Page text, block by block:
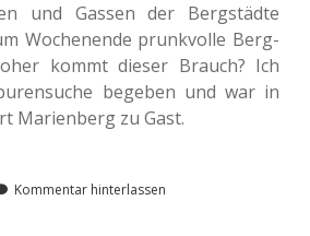
und Gassen der Berg­städ­te
Wochen­en­de prunk­vol­le Berg­
kommt dieser Brauch? Ich
bege­ben und war in
Mari­en­berg zu Gast.
Kommentar hinterlassen